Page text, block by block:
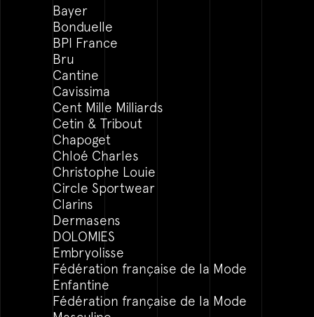
Bayer
Bonduelle
BPI France
Bru
Cantine
Cavissima
Cent Mille Milliards
Cetin & Tribout
Chapoget
Chloé Charles
Christophe Louie
Circle Sportwear
Clarins
Dermasens
DOLOMIES
Embryolisse
Fédération française de la Mode
Enfantine
Fédération française de la Mode